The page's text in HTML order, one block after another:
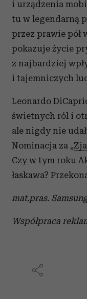
i urządzenia
tu w legendarną
przez prawie pół
pokazuje życie
z najbardziej
i tajemniczych
Leonardo
świetnych ról i
ale nigdy nie
Nominacja za „
Czy w tym roku
łaskawa?
mat.pras.
Współpraca